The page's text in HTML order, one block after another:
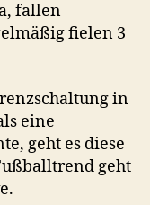
fallen
fielen 3
in
eine
geht es diese
geht